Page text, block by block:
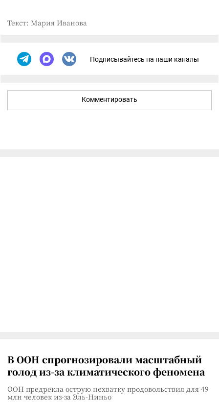
Текст: Мария Иванова
Подписывайтесь на наши каналы
Комментировать
В ООН спрогнозировали масштабный
голод из-за климатического феномена
ООН предрекла острую нехватку продовольствия для 49
млн человек из-за Эль-Ниньо